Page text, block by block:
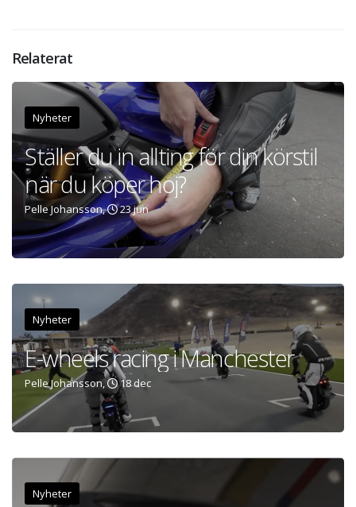
Relaterat
Nyheter
Ställer du in allting för din körstil
när du köper hoj?
Pelle Johansson, 23 jun
Nyheter
E-wheels racing i Manchester
Pelle Johansson, 18 dec
Nyheter